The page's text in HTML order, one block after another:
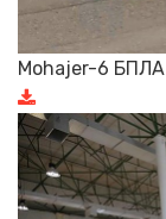
Mohajer-6 БПЛА